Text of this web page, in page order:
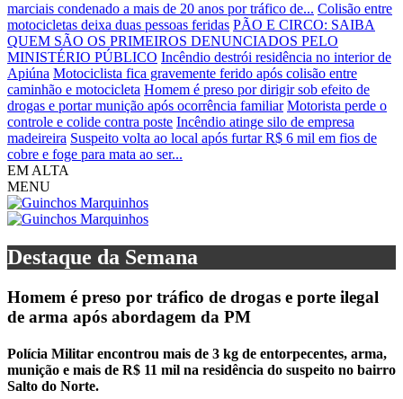
marciais condenado a mais de 20 anos por tráfico de... Colisão entre
motocicletas deixa duas pessoas feridas PÃO E CIRCO: SAIBA
QUEM SÃO OS PRIMEIROS DENUNCIADOS PELO
MINISTÉRIO PÚBLICO Incêndio destrói residência no interior de
Apiúna Motociclista fica gravemente ferido após colisão entre
caminhão e motocicleta Homem é preso por dirigir sob efeito de
drogas e portar munição após ocorrência familiar Motorista perde o
controle e colide contra poste Incêndio atinge silo de empresa
madeireira Suspeito volta ao local após furtar R$ 6 mil em fios de
cobre e foge para mata ao ser...
EM ALTA
MENU
Destaque da Semana
Homem é preso por tráfico de drogas e porte ilegal
de arma após abordagem da PM
Polícia Militar encontrou mais de 3 kg de entorpecentes, arma,
munição e mais de R$ 11 mil na residência do suspeito no bairro
Salto do Norte.